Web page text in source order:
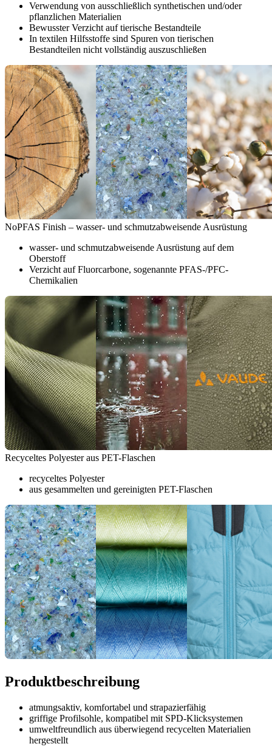
Verwendung von ausschließlich synthetischen und/oder
pflanzlichen Materialien
Bewusster Verzicht auf tierische Bestandteile
In textilen Hilfsstoffe sind Spuren von tierischen
Bestandteilen nicht vollständig auszuschließen
NoPFAS Finish – wasser- und schmutzabweisende Ausrüstung
wasser- und schmutzabweisende Ausrüstung auf dem
Oberstoff
Verzicht auf Fluorcarbone, sogenannte PFAS-/PFC-
Chemikalien
Recyceltes Polyester aus PET-Flaschen
recyceltes Polyester
aus gesammelten und gereinigten PET-Flaschen
Produktbeschreibung
atmungsaktiv, komfortabel und strapazierfähig
griffige Profilsohle, kompatibel mit SPD-Klicksystemen
umweltfreundlich aus überwiegend recycelten Materialien
hergestellt